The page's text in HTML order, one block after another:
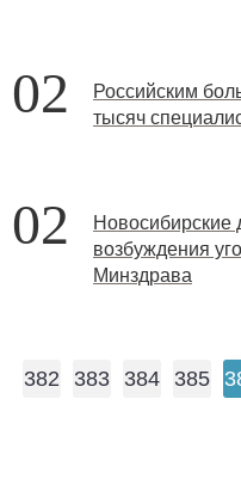
02
Российским
тысяч
02
Новосибирские
возбуждения
Минздрава
382 383 384 385